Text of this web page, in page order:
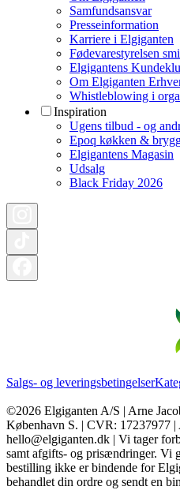
Samfundsansvar
Presseinformation
Karriere i Elgiganten
Fødevarestyrelsen
Elgigantens
Om Elgiganten
Whistleblowing i
Inspiration
Ugens tilbud - og
Epoq køkken &
Elgigantens Magasin
Udsalg
Black Friday 2026
Salgs- og leveringsbetingelser
©2026 Elgiganten A/S | Arne
København S. | CVR: 17237977 |
hello@elgiganten.dk | Vi tager
samt afgifts- og prisændringer. Vi
bestilling ikke er bindende for
behandlet din ordre og sendt en